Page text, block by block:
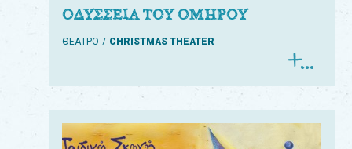
ΟΔΥΣΣΕΙΑ ΤΟΥ ΟΜΗΡΟΥ
ΘΕΑΤΡΟ CHRISTMAS THEATER